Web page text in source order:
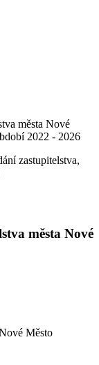
města Nové
2022 - 2026
zastupitelstva,
města Nové
Město